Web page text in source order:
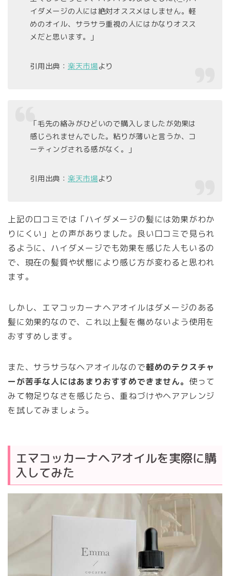
イダメージの人には絶対オススメはしません。軽
めのオイル、サラサラ重視の人にはかなりオスス
メだと思います。」
引用出典： 楽天市場より
「毛先の絡みがひどいので購入しましたが効果は
感じられませんでした。粘りが薄いと言うか、コ
ーティングされる感がなく。」
引用出典： 楽天市場より
上記の口コミでは「ハイダメージの髪には効果がわか
りにくい」との声がありました。良い口コミで見られ
るように、ハイダメージでも効果を感じた人もいるの
で、現在の髪質や状態により感じ方が変わると思われ
ます。
しかし、エマコッカーナヘアオイルはダメージのある
髪に効果的なので、これ以上髪を傷めないよう使用を
おすすめします。
また、サラサラなヘアオイルなので軽めのテクスチャ
ーが苦手な人にはあまりおすすめできません。 使って
みて物足りなさを感じたら、重ねづけやヘアアレンジ
を試してみましょう。
エマコッカーナヘアオイルを実際に購
入してみた